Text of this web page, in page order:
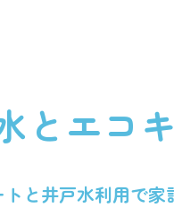
とエコ
と井戸水利用で家